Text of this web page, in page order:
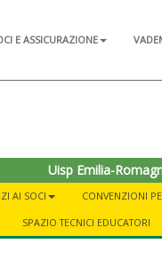
E ASSICURAZIONE
Uisp Emilia-
AI SOCI CONVENZIONI
SPAZIO TECNICI EDUCATORI